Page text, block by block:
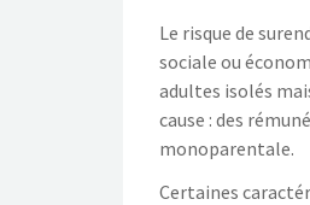
Le risque de
sociale ou
adultes isolés
cause : des
monoparentale.
Certaines